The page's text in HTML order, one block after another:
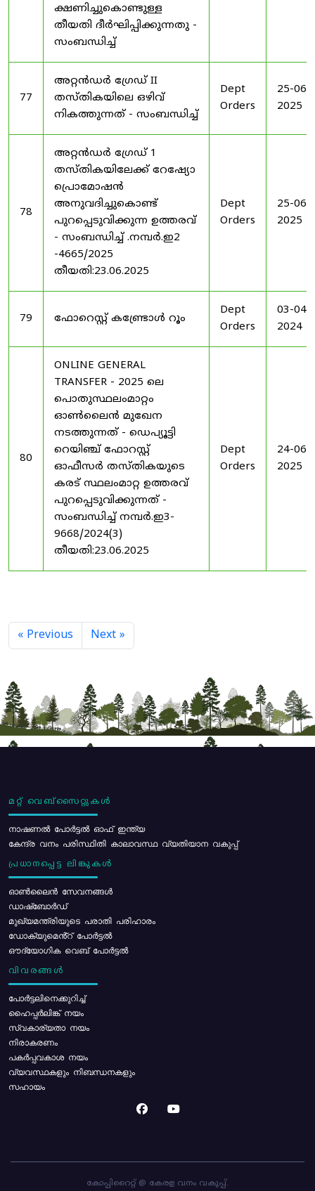
ക്ഷണിച്ചുകൊണ്ടുള്ള
തീയതി ദീർഘിപ്പിക്കുന്നതു -
സംബന്ധിച്ച്
77
അറ്റൻഡർ ഗ്രേഡ് II
തസ്തികയിലെ ഒഴിവ്
നികത്തുന്നത് - സംബന്ധിച്ച്
Dept
Orders
25-06-
2025
78
അറ്റൻഡർ ഗ്രേഡ് 1
തസ്തികയിലേക്ക് റേഷ്യോ
പ്രൊമോഷൻ
അനുവദിച്ചുകൊണ്ട്
പുറപ്പെടുവിക്കുന്ന ഉത്തരവ്
- സംബന്ധിച്ച് .നമ്പർ.ഇ2
-4665/2025
തീയതി:23.06.2025
Dept
Orders
25-06-
2025
79 ഫോറെസ്റ്റ് കണ്ട്രോൾ റൂം
Dept
Orders
03-04-
2024
80
ONLINE GENERAL
TRANSFER - 2025 ലെ
പൊതുസ്ഥലംമാറ്റം
ഓൺലൈൻ മുഖേന
നടത്തുന്നത് - ഡെപ്യൂട്ടി
റെയിഞ്ച് ഫോറസ്റ്റ്
ഓഫീസർ തസ്തികയുടെ
കരട് സ്ഥലംമാറ്റ ഉത്തരവ്
പുറപ്പെടുവിക്കുന്നത് -
സംബന്ധിച്ച് നമ്പർ.ഇ3-
9668/2024(3)
തീയതി:23.06.2025
Dept
Orders
24-06-
2025
« Previous Next »
മറ്റ് വെബ്സൈറ്റുകൾ
നാഷണൽ പോർട്ടൽ ഓഫ് ഇന്ത്യ
കേന്ദ്ര വനം പരിസ്ഥിതി കാലാവസ്ഥ വ്യതിയാന വകുപ്പ്
പ്രധാനപ്പെട്ട ലിങ്കുകൾ
ഓൺലൈൻ സേവനങ്ങൾ
ഡാഷ്ബോർഡ്
മുഖ്യമന്ത്രിയുടെ പരാതി പരിഹാരം
ഡോക്യുമെൻ്റ് പോർട്ടൽ
ഔദ്യോഗിക വെബ് പോർട്ടൽ
വിവരങ്ങൾ
പോര്‍ട്ടലിനെക്കുറിച്ച്
ഹൈപ്പർലിങ്ക് നയം
സ്വകാര്യതാ നയം
നിരാകരണം
പകർപ്പവകാശ നയം
വ്യവസ്ഥകളും നിബന്ധനകളും
സഹായം
കോപ്പിറൈറ്റ് @ കേരള വനം വകുപ്പ്.